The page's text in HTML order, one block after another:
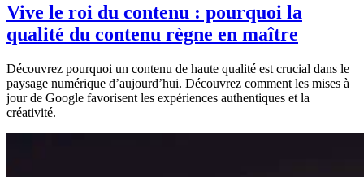
Vive le roi du contenu : pourquoi la
qualité du contenu règne en maître
Découvrez pourquoi un contenu de haute qualité est crucial dans le
paysage numérique d’aujourd’hui. Découvrez comment les mises à
jour de Google favorisent les expériences authentiques et la
créativité.